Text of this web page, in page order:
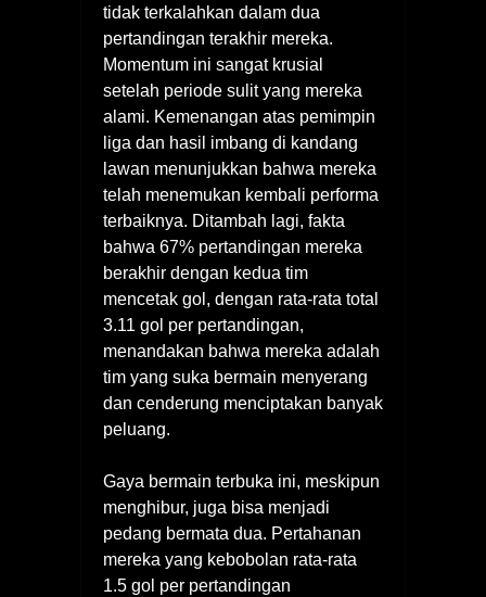
tidak terkalahkan dalam dua
pertandingan terakhir mereka.
Momentum ini sangat krusial
setelah periode sulit yang mereka
alami. Kemenangan atas pemimpin
liga dan hasil imbang di kandang
lawan menunjukkan bahwa mereka
telah menemukan kembali performa
terbaiknya. Ditambah lagi, fakta
bahwa 67% pertandingan mereka
berakhir dengan kedua tim
mencetak gol, dengan rata-rata total
3.11 gol per pertandingan,
menandakan bahwa mereka adalah
tim yang suka bermain menyerang
dan cenderung menciptakan banyak
peluang.
Gaya bermain terbuka ini, meskipun
menghibur, juga bisa menjadi
pedang bermata dua. Pertahanan
mereka yang kebobolan rata-rata
1.5 gol per pertandingan